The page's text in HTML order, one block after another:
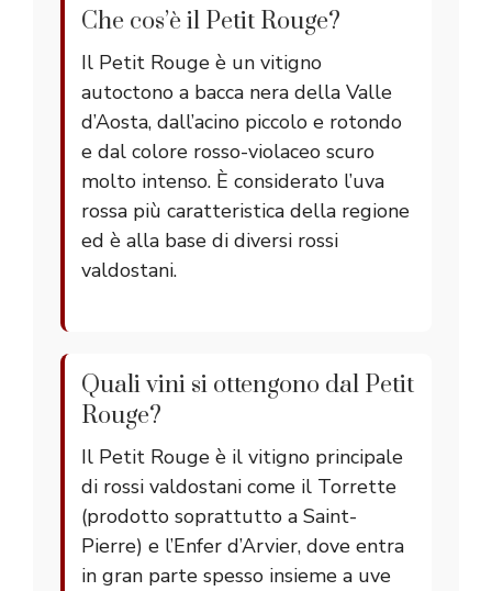
Che cos’è il Petit Rouge?
Il Petit Rouge è un vitigno
autoctono a bacca nera della Valle
d’Aosta, dall’acino piccolo e rotondo
e dal colore rosso-violaceo scuro
molto intenso. È considerato l’uva
rossa più caratteristica della regione
ed è alla base di diversi rossi
valdostani.
Quali vini si ottengono dal Petit
Rouge?
Il Petit Rouge è il vitigno principale
di rossi valdostani come il Torrette
(prodotto soprattutto a Saint-
Pierre) e l’Enfer d’Arvier, dove entra
in gran parte spesso insieme a uve